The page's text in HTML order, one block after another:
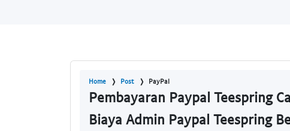
Home Post PayPal
Pembayaran Paypal Teespring
Biaya Admin Paypal Teespring